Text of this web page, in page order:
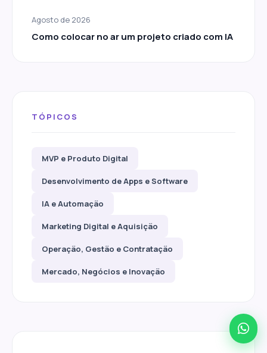
Agosto de 2026
Como colocar no ar um projeto criado com IA
TÓPICOS
MVP e Produto Digital
Desenvolvimento de Apps e Software
IA e Automação
Marketing Digital e Aquisição
Operação, Gestão e Contratação
Mercado, Negócios e Inovação